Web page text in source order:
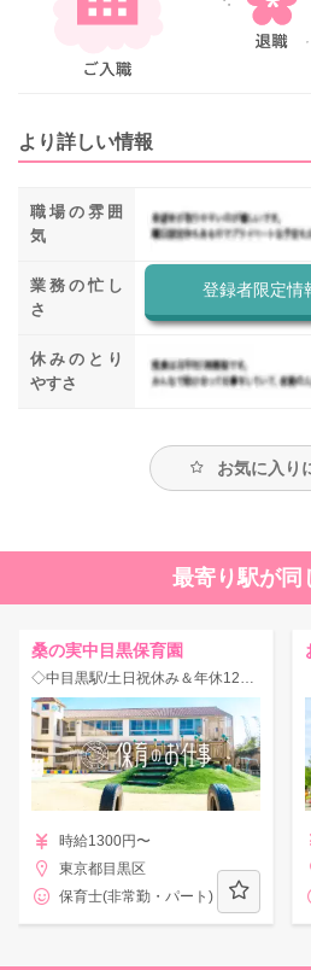
より詳しい情報
職場の雰囲
気
業務の忙し
さ
休みのとり
やすさ
登録者限定情
お気に入り
最寄り駅が同
桑の実中目黒保育園
◇中目黒駅/土日祝休み＆年休125日♪定員60名の学童保育室併設型保育園◎賞与ありパート☆
時給1300円〜
東京都目黒区
保育士(非常勤・パート)